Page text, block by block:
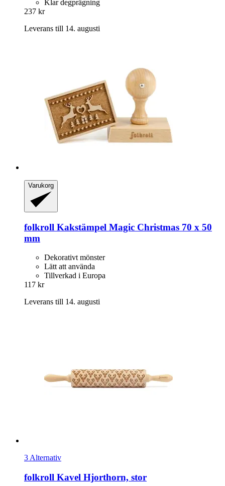
Klar degprägning
237 kr
Leverans till 14. augusti
Varukorg
folkroll Kakstämpel Magic Christmas 70 x 50
mm
Dekorativt mönster
Lätt att använda
Tillverkad i Europa
117 kr
Leverans till 14. augusti
3 Alternativ
folkroll Kavel Hjorthorn, stor